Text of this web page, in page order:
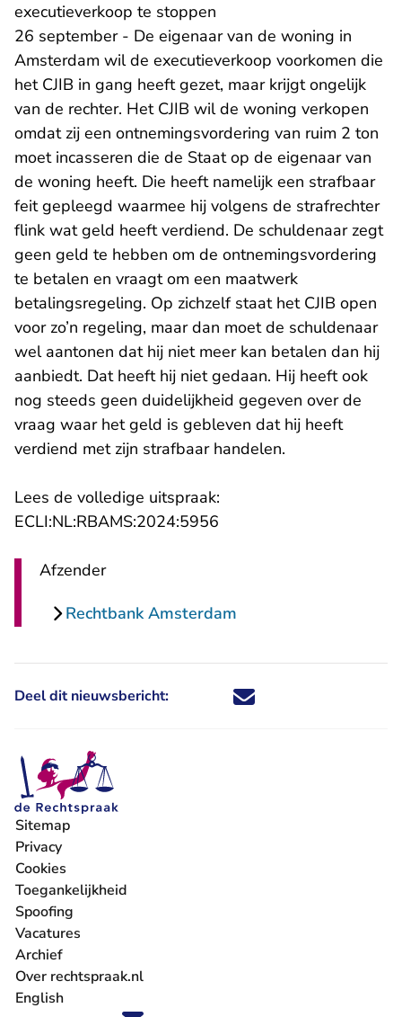
executieverkoop te stoppen
26 september - De eigenaar van de woning in
Amsterdam wil de executieverkoop voorkomen die
het CJIB in gang heeft gezet, maar krijgt ongelijk
van de rechter. Het CJIB wil de woning verkopen
omdat zij een ontnemingsvordering van ruim 2 ton
moet incasseren die de Staat op de eigenaar van
de woning heeft. Die heeft namelijk een strafbaar
feit gepleegd waarmee hij volgens de strafrechter
flink wat geld heeft verdiend. De schuldenaar zegt
geen geld te hebben om de ontnemingsvordering
te betalen en vraagt om een maatwerk
betalingsregeling. Op zichzelf staat het CJIB open
voor zo’n regeling, maar dan moet de schuldenaar
wel aantonen dat hij niet meer kan betalen dan hij
aanbiedt. Dat heeft hij niet gedaan. Hij heeft ook
nog steeds geen duidelijkheid gegeven over de
vraag waar het geld is gebleven dat hij heeft
verdiend met zijn strafbaar handelen.
Lees de volledige uitspraak:
ECLI:NL:RBAMS:2024:5956
Afzender
Rechtbank Amsterdam
Deel dit nieuwsbericht: Deel dit nieuwsbericht via X -
Deel dit nieuwsbericht via
Deel dit nieuwsbericht
Deel dit
Sitemap
Privacy
Cookies
Toegankelijkheid
Spoofing
Vacatures
- U verlaat Rechtspraak.nl
Archief
Over rechtspraak.nl
English